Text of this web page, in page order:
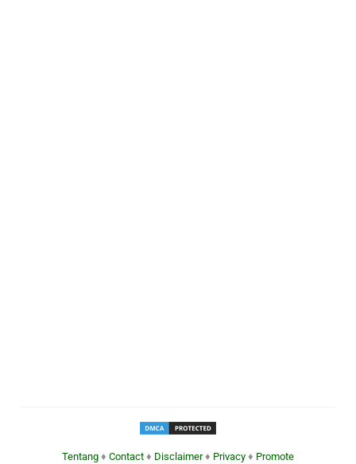
Tentang ♦ Contact ♦ Disclaimer♦ Privacy ♦ Promote